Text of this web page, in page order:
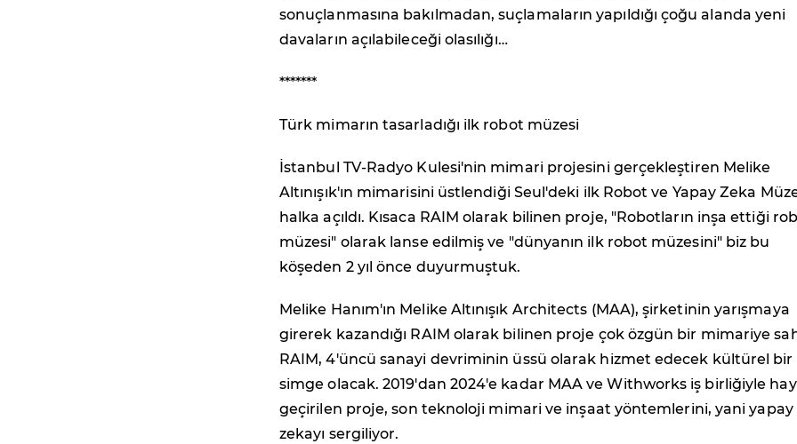
sonuçlanmasına bakılmadan, suçlamaların yapıldığı çoğu alanda yeni
davaların açılabileceği olasılığı…
*******
Türk mimarın tasarladığı ilk robot müzesi
İstanbul TV-Radyo Kulesi'nin mimari projesini gerçekleştiren Melike
Altınışık'ın mimarisini üstlendiği Seul'deki ilk Robot ve Yapay Zeka
halka açıldı. Kısaca RAIM olarak bilinen proje, "Robotların inşa ettiği
müzesi" olarak lanse edilmiş ve "dünyanın ilk robot müzesini" biz bu
köşeden 2 yıl önce duyurmuştuk.
Melike Hanım'ın Melike Altınışık Architects (MAA), şirketinin yarışmaya
girerek kazandığı RAIM olarak bilinen proje çok özgün bir mimariye
RAIM, 4'üncü sanayi devriminin üssü olarak hizmet edecek kültürel bir
simge olacak. 2019'dan 2024'e kadar MAA ve Withworks iş birliğiyle
geçirilen proje, son teknoloji mimari ve inşaat yöntemlerini, yani yapay
zekayı sergiliyor.